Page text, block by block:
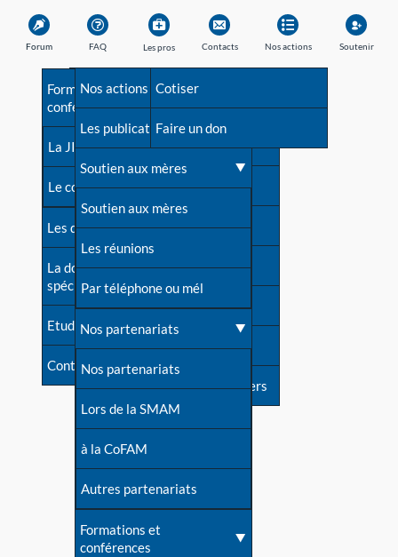
Forum FAQ
Avant la naissance
Les débuts
Une difficulté d'allaitement ?
Cas particuliers
Mythes et vérités
Devenir animatrice ?
Une question sur le site
Les pros
Formations et
conférences
La JIA
Le congrès
Les dossiers de l'allaitement
La documentation
spécialisée
Etudes récentes
Contact
Contacts
Besoin d'aide?
Répertoire de tous les
contacts
Contact presse
Dossier de presse
Soutenir LLL
Livre d'or
Forum
S'inscrire à nos newsletters
Nos actions
Nos actions
Les publications
Soutien aux mères
Soutien aux mères
Les réunions
Par téléphone ou mél
Nos partenariats
Nos partenariats
Lors de la SMAM
à la CoFAM
Autres partenariats
Formations et
conférences
Soutenir
Cotiser
Faire un don